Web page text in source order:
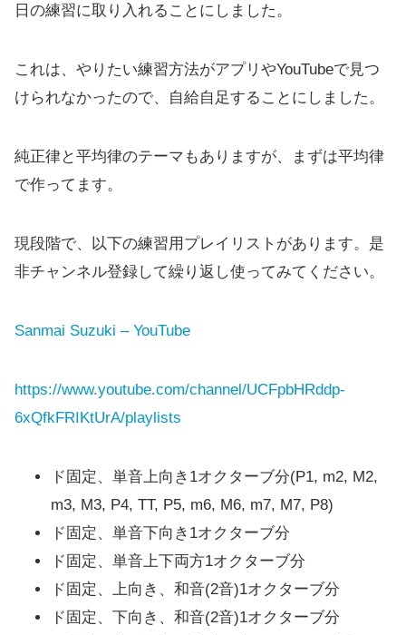
日の練習に取り入れることにしました。
これは、やりたい練習方法がアプリやYouTubeで見つ
けられなかったので、自給自足することにしました。
純正律と平均律のテーマもありますが、まずは平均律
で作ってます。
現段階で、以下の練習用プレイリストがあります。是
非チャンネル登録して繰り返し使ってみてください。
Sanmai Suzuki – YouTube
https://www.youtube.com/channel/UCFpbHRddp-
6xQfkFRIKtUrA/playlists
ド固定、単音上向き1オクターブ分(P1, m2, M2,
m3, M3, P4, TT, P5, m6, M6, m7, M7, P8)
ド固定、単音下向き1オクターブ分
ド固定、単音上下両方1オクターブ分
ド固定、上向き、和音(2音)1オクターブ分
ド固定、下向き、和音(2音)1オクターブ分